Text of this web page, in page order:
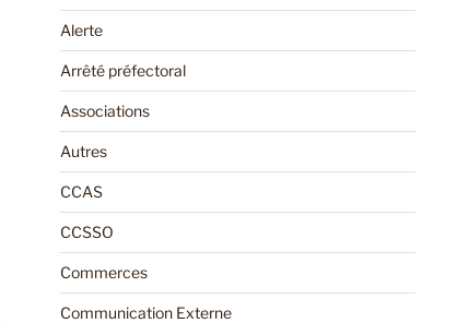
Alerte
Arrêté préfectoral
Associations
Autres
CCAS
CCSSO
Commerces
Communication Externe